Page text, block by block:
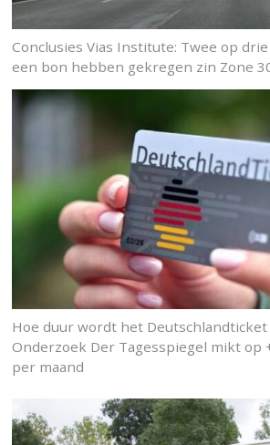
Conclusies Vias Institute: Twee op
een bon hebben gekregen zin Zone
Hoe duur wordt het Deutschlandticket
Onderzoek Der Tagesspiegel mikt op
per maand